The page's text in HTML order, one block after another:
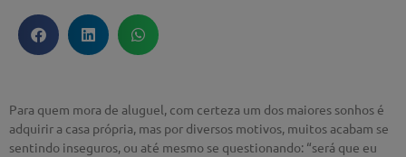
Para quem mora de aluguel, com certeza um dos maiores sonhos é
adquirir a casa própria, mas por diversos motivos, muitos acabam se
sentindo inseguros, ou até mesmo se questionando: “será que eu